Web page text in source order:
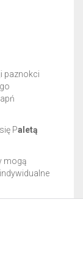
paznokci
Paletą
mogą